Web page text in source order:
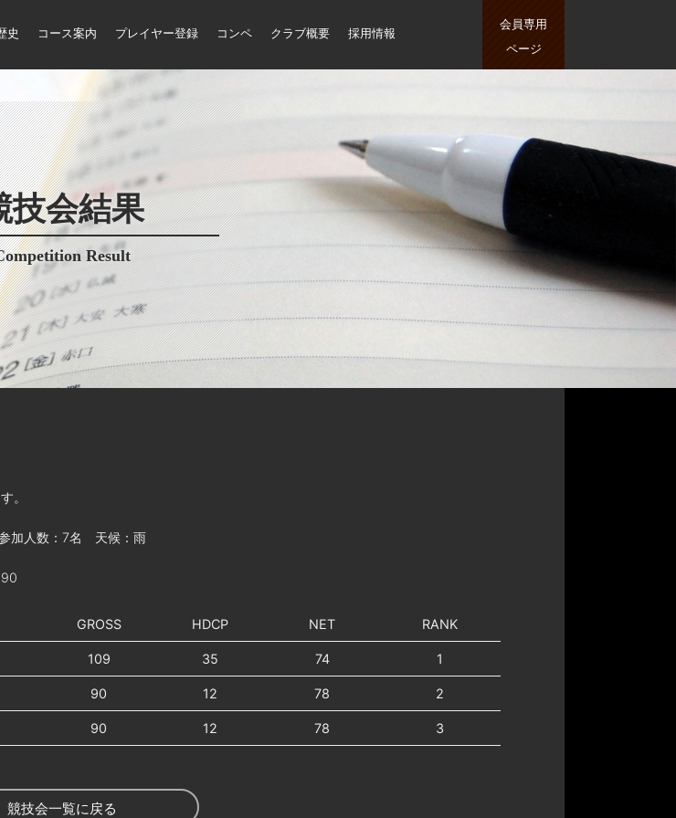
史 コース案内 プレイヤー登録 コンペ クラブ概要 採用情報
会員専用
ページ
技会結果
Result
。
加人数：7名 天候：雨
GROSS HDCP NET RANK
109 35 74 1
90 12 78 2
90 12 78 3
競技会一覧に戻る